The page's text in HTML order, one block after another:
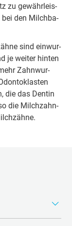
zu ge­währ­leis­
bei den Milch­ba­
sind ein­wur­
je wei­ter hin­ten
Zahn­wur­
die das Den­tin
die Milch­zahn­